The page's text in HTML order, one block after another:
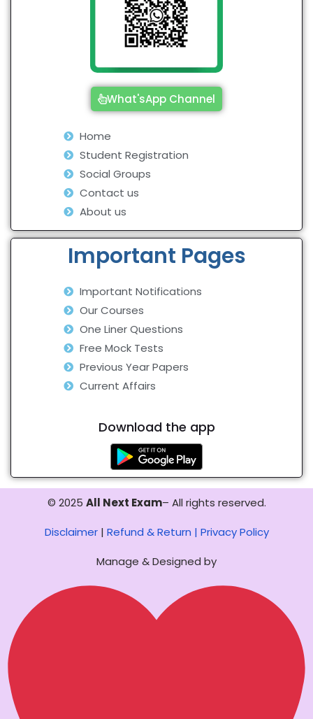
What'sApp Channel
Home
Student Registration
Social Groups
Contact us
About us
Important Pages
Important Notifications
Our Courses
One Liner Questions
Free Mock Tests
Previous Year Papers
Current Affairs
Download the app
© 2025 All Next Exam– All rights reserved.
Disclaimer| Refund & Return | Privacy Policy
Manage & Designed by